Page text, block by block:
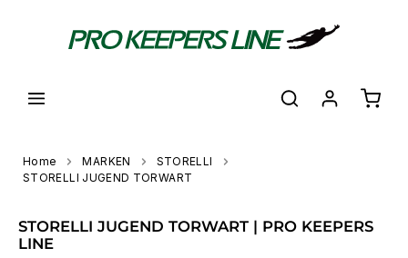
Home MARKEN
STORELLI
STORELLI JUGEND TORWART
STORELLI JUGEND TORWART | PRO KEEPERS
LINE